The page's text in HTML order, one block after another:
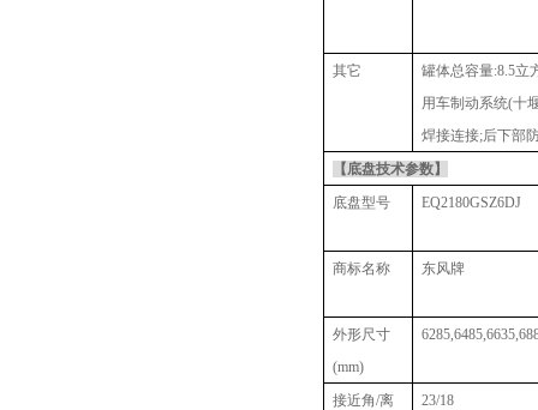
其它 罐体总容量:8.5立
用车制动系统(十
焊接连接;后下部
【底盘技术参数】
底盘型号
EQ2180GSZ6DJ
商标名称 东风牌
外形尺寸
(mm)
接近角/离
23/18